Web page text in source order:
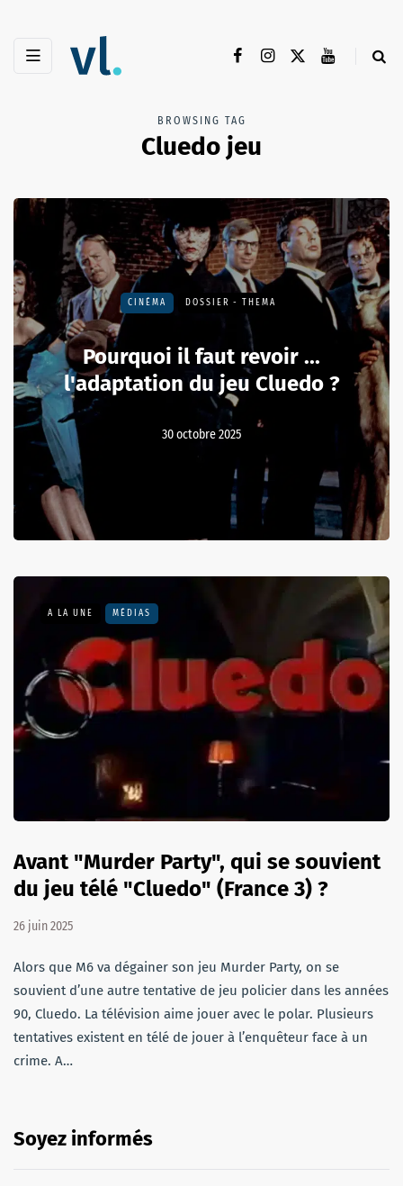
BROWSING TAG
Cluedo jeu
CINÉMA DOSSIER - THEMA
Pourquoi il faut revoir ...
l'adaptation du jeu Cluedo ?
30 octobre 2025
A LA UNE MÉDIAS
Avant "Murder Party", qui se souvient
du jeu télé "Cluedo" (France 3) ?
26 juin 2025
Alors que M6 va dégainer son jeu Murder Party, on se
souvient d’une autre tentative de jeu policier dans les années
90, Cluedo. La télévision aime jouer avec le polar. Plusieurs
tentatives existent en télé de jouer à l’enquêteur face à un
crime. A…
Soyez informés